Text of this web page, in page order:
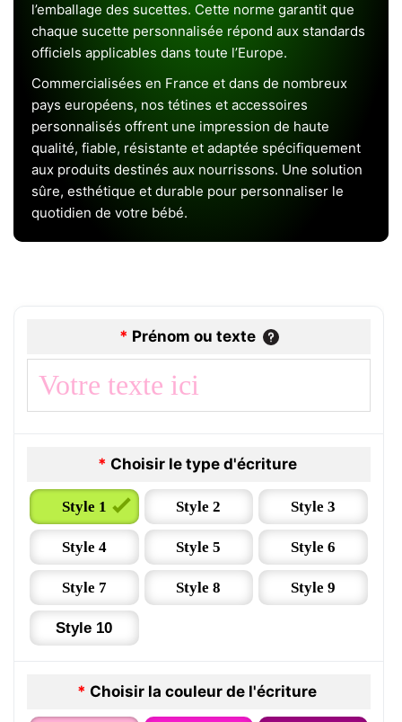
l’emballage des sucettes. Cette norme garantit que
chaque sucette personnalisée répond aux standards
officiels applicables dans toute l’Europe.
Commercialisées en France et dans de nombreux
pays européens, nos tétines et accessoires
personnalisés offrent une impression de haute
qualité, fiable, résistante et adaptée spécifiquement
aux produits destinés aux nourrissons. Une solution
sûre, esthétique et durable pour personnaliser le
quotidien de votre bébé.
* Prénom ou texte
* Choisir le type d'écriture
Style 1 Style 2 Style 3
Style 4 Style 5 Style 6
Style 7 Style 8 Style 9
Style 10
* Choisir la couleur de l'écriture